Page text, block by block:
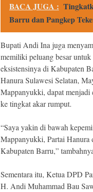
BACA JUGA :
Barru dan Pangkep
Bupati Andi Ina juga
memiliki peluang besar
eksistensinya di Kabupaten
Hanura Sulawesi Selatan,
Mappanyukki, dapat menjadi
ke tingkat akar rumput.
“Saya yakin di bawah
Mappanyukki, Partai Hanura
Kabupaten Barru,”
Sementara itu, Ketua DPD
H. Andi Muhammad Bau